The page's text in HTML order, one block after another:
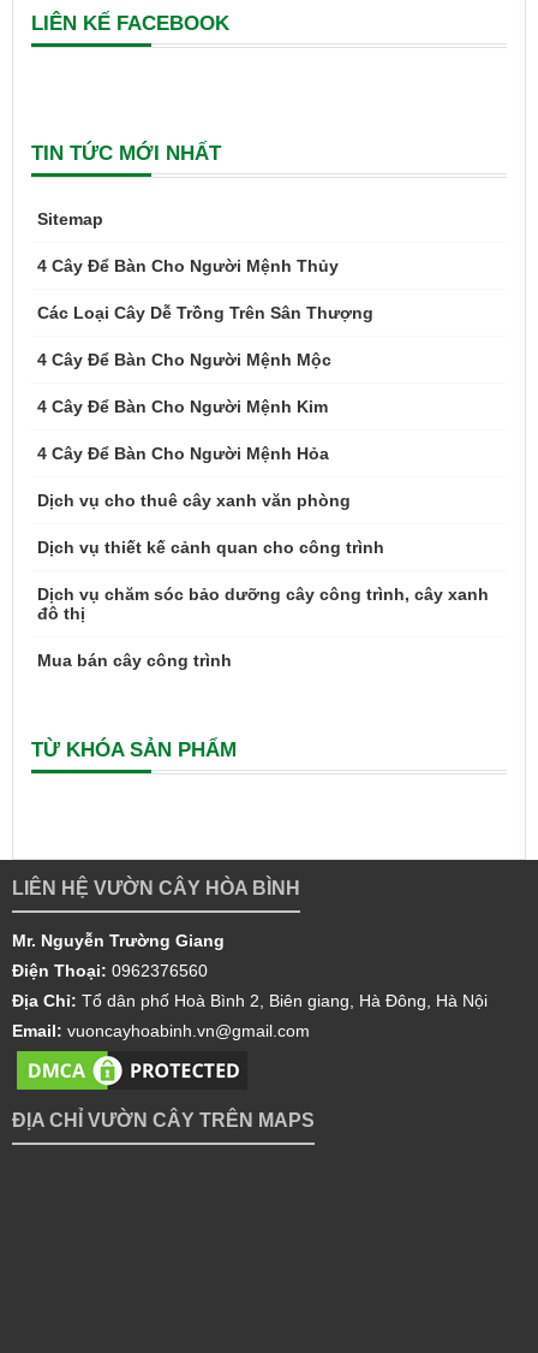
LIÊN KẾ FACEBOOK
TIN TỨC MỚI NHẤT
Sitemap
4 Cây Để Bàn Cho Người Mệnh Thủy
Các Loại Cây Dễ Trồng Trên Sân Thượng
4 Cây Để Bàn Cho Người Mệnh Mộc
4 Cây Để Bàn Cho Người Mệnh Kim
4 Cây Để Bàn Cho Người Mệnh Hỏa
Dịch vụ cho thuê cây xanh văn phòng
Dịch vụ thiết kế cảnh quan cho công trình
Dịch vụ chăm sóc bảo dưỡng cây công trình, cây xanh
đô thị
Mua bán cây công trình
TỪ KHÓA SẢN PHẨM
LIÊN HỆ VƯỜN CÂY HÒA BÌNH
Mr. Nguyễn Trường Giang
Điện Thoại: 0962376560
Địa Chỉ: Tổ dân phố Hoà Bình 2, Biên giang, Hà Đông, Hà Nội
Email: vuoncayhoabinh.vn@gmail.com
ĐỊA CHỈ VƯỜN CÂY TRÊN MAPS